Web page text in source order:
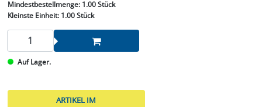
Mindestbestellmenge: 1.00 Stück
Kleinste Einheit:1.00 Stück
Auf Lager.
ARTIKEL IM